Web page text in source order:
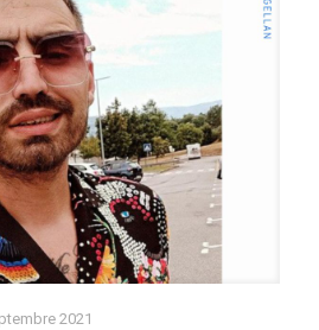
2021